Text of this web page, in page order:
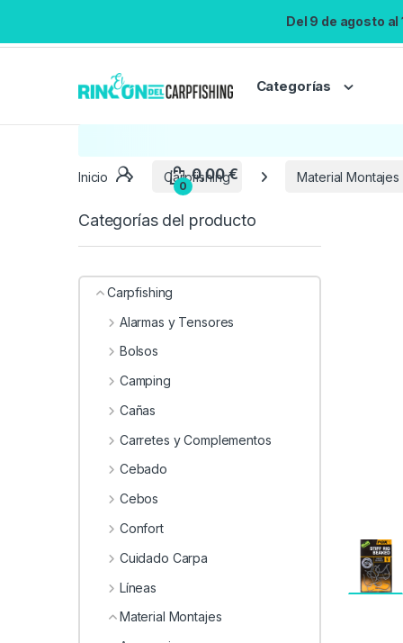
Del 9 de agosto
Categorías
Inicio Carpfishing Material Montajes
Categorías del producto
Carpfishing
Alarmas y Tensores
Bolsos
Camping
Cañas
Carretes y Complementos
Cebado
Cebos
Confort
Cuidado Carpa
Líneas
Material Montajes